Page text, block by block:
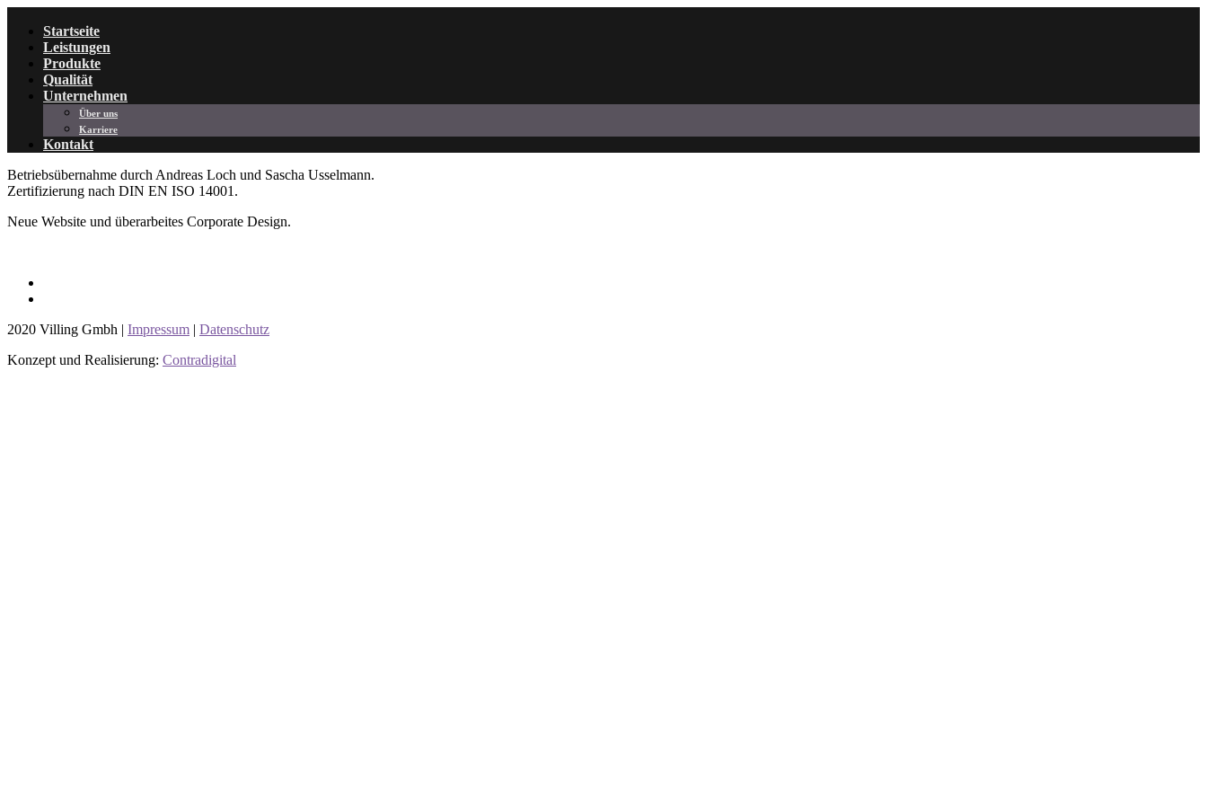
Startseite
Leistungen
Produkte
Qualität
Unternehmen
Über uns
Karriere
Kontakt
Betriebsübernahme durch Andreas Loch und Sascha Usselmann.
Zertifizierung nach DIN EN ISO 14001.
Neue Website und überarbeites Corporate Design.
2020 Villing Gmbh | Impressum | Datenschutz
Konzept und Realisierung: Contradigital